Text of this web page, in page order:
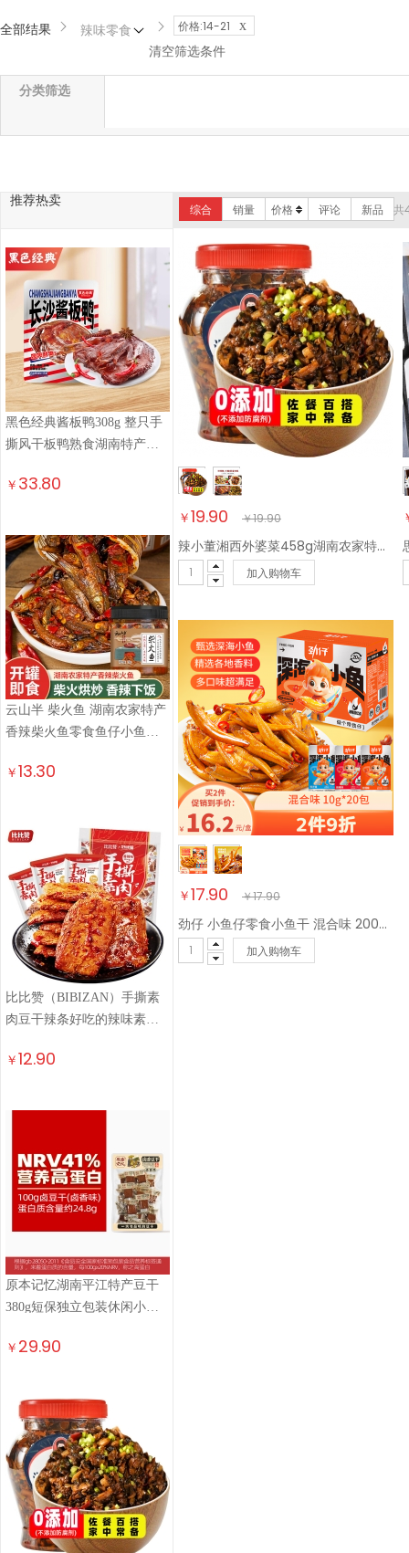
全部结果 辣味零食 价格:14-21 x
清空筛选条件
分类筛选
推荐热卖
黑色经典酱板鸭308g 整只手
撕风干板鸭熟食湖南特产卤
￥ 33.80
云山半 柴火鱼 湖南农家特产
香辣柴火鱼零食鱼仔小鱼干
￥13.30
比比赞（BIBIZAN）手撕素
肉豆干辣条好吃的辣味素肉
【香辣味】240g
￥12.90
原本记忆湖南平江特产豆干
380g短保独立包装休闲小零
￥ 29.90
综合 销量 价格 评论 新品 共
￥19.90 ￥19.90
辣小董湘西外婆菜458g湖南农家特产下饭菜榨菜香辣酱腌菜咸菜萝卜干早餐
加入购物车
￥17.90 ￥17.90
劲仔 小鱼仔零食小鱼干 混合味 200g/盒 20包
加入购物车